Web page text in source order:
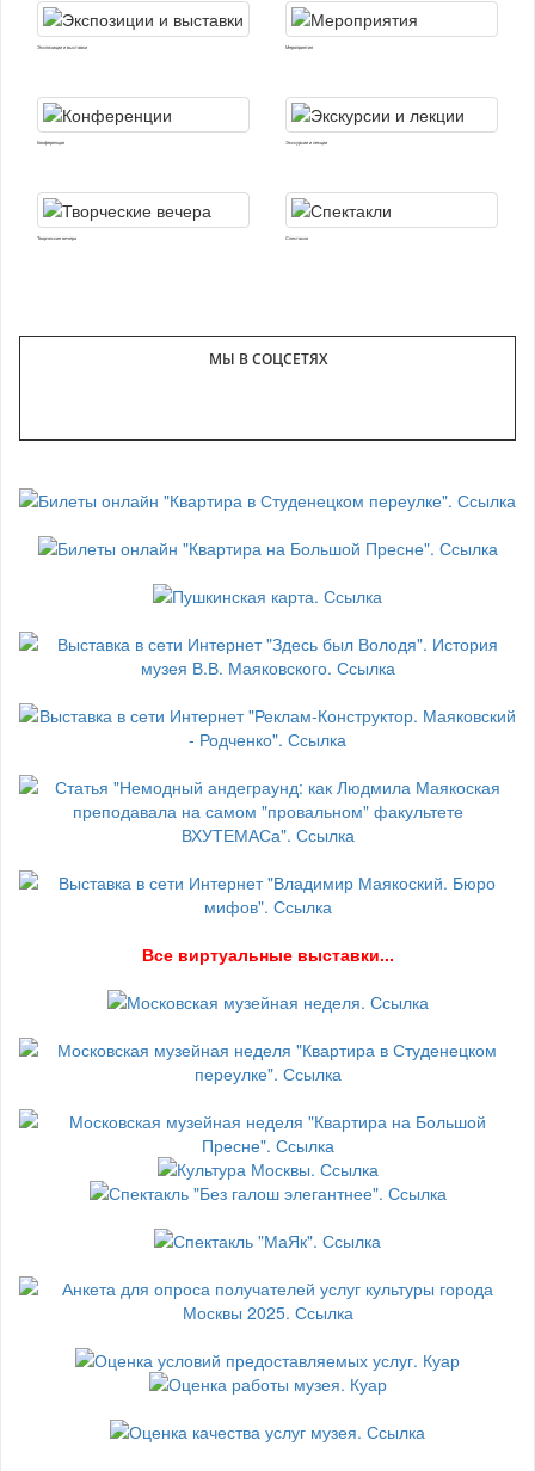
Экспозиции и выставки Мероприятия
Конференции Экскурсии и лекции
Творческие вечера Спектакли
МЫ В СОЦСЕТЯХ
Все виртуальные выставки...